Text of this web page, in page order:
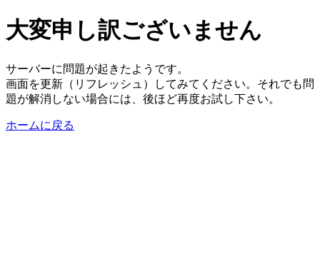
大変申し訳ございません
サーバーに問題が起きたようです。
画面を更新（リフレッシュ）してみてください。それでも問
題が解消しない場合には、後ほど再度お試し下さい。
ホームに戻る